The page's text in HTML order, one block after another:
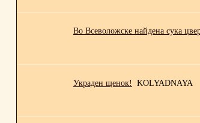
Во Всеволожске найдена сука
Украден щенок!
KOLYADNAYA